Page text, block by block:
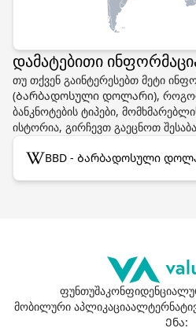
დამატებითი
თუ თქვენ გაინტერესებთ მეტი
(Ბარბადოსული დოლარი),
ბანკნოტების ტიპები,
ისტორია, გირჩევთ გაეცნოთ
BBD - Ბარბადოსული
ფუნთუშა
მობილური აპლიკაცია
Ენა: